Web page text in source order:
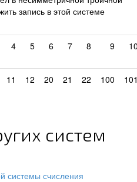
запись в этой системе
4 5 6 7 8 9
11 12 20 21 22 100
систем
системы счисления